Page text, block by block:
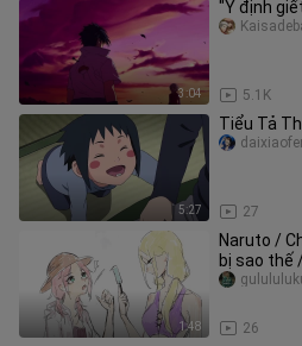
3:04
"Ý định
5.1K
5:27
Tiểu Tả
27
1:48
Naruto /
bị sao thế
sinh nhật
26